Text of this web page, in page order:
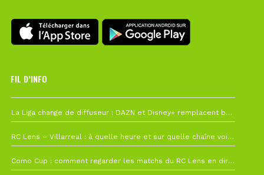
FIL D’INFO
La Liga change de diffuseur : DAZN et Disney+ remplacent beIN Sports !
RC Lens – Villarreal : à quelle heure et sur quelle chaîne voir la finale de la Como Cup ?
Como Cup : comment regarder les matchs du RC Lens en direct ?